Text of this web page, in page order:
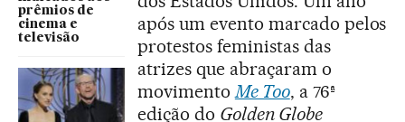
prêmios de
cinema e
televisão
após um evento marcado pelos
protestos feministas das
atrizes que abraçaram o
movimentoMe Too, a 76ª
edição do Golden Globe